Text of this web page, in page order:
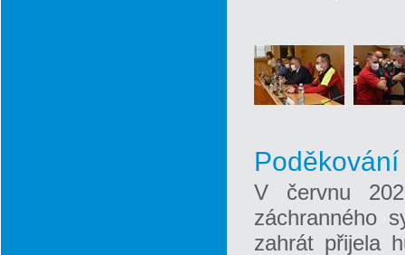
V červnu
záchranného
zahrát přijela